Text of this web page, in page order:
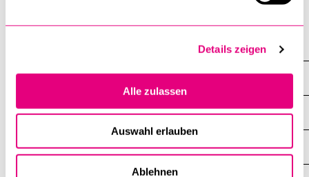
Details zeigen
Alle zulassen
Auswahl erlauben
Ablehnen
INFORMATION FOR…
SUBMENU
CENTRAL FACILITIES
SUBMENU
UNI-TOOLS
SHOW